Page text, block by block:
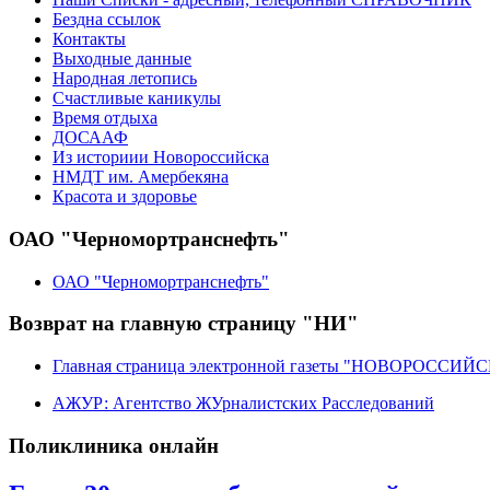
Бездна ссылок
Контакты
Выходные данные
Народная летопись
Счастливые каникулы
Время отдыха
ДОСААФ
Из историии Новороссийска
НМДТ им. Амербекяна
Красота и здоровье
ОАО "Черномортранснефть"
ОАО "Черномортранснефть"
Возврат на главную страницу "НИ"
Главная страница электронной газеты
АЖУР: Агентство ЖУрналистских Расследований
Поликлиника онлайн